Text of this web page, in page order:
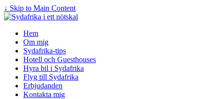
↓ Skip to Main Content
Hem
Om mig
Sydafrika-tips
Hotell och Guesthouses
Hyra bil i Sydafrika
Flyg till Sydafrika
Erbjudanden
Kontakta mig